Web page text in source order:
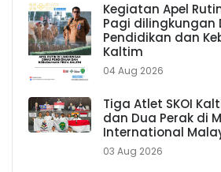
Kegiatan Apel
Pagi dilingkungan
Pendidikan dan
Kaltim
04 Aug 2026
Tiga Atlet SKOI
dan Dua Perak di
International
03 Aug 2026